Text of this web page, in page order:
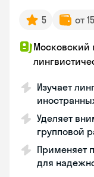
5 от
Московский
Изучает
Уделяет
групповой
Применяет
для